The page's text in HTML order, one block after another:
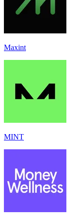
Maxint
MINT